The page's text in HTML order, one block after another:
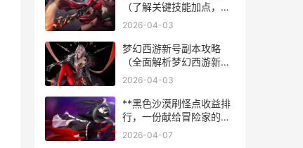
（了解关键技能加点，升
级攻略助你战胜一切敌
2026-04-03
梦幻西游新号副本攻略
（全面解析梦幻西游新号
副本的技巧和策略）
2026-04-03
**黑色沙漠刷怪点收益排
行，一份献给冒险家的实
战指南**
2026-04-07